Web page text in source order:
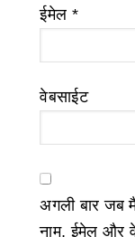
ईमेल *
वेबसाईट
अगली बार जब
नाम, ईमेल और